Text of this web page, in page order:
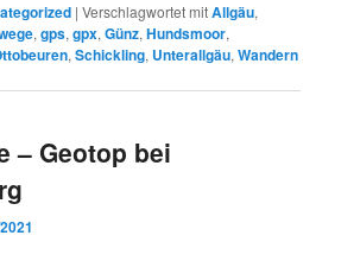
|Verschlagwortet mitAllgäu,
,gps,gpx,Günz,Hundsmoor,
,Schickling, Unterallgäu,Wandern
– Geotop bei